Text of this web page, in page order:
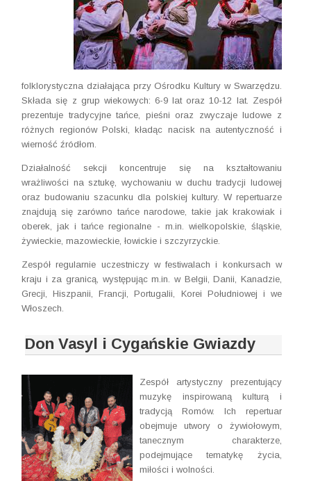
folklorystyczna działająca przy Ośrodku Kultury w Swarzędzu.
Składa się z grup wiekowych: 6-9 lat oraz 10-12 lat. Zespół
prezentuje tradycyjne tańce, pieśni oraz zwyczaje ludowe z
różnych regionów Polski, kładąc nacisk na autentyczność i
wierność źródłom.
Działalność sekcji koncentruje się na kształtowaniu
wrażliwości na sztukę, wychowaniu w duchu tradycji ludowej
oraz budowaniu szacunku dla polskiej kultury. W repertuarze
znajdują się zarówno tańce narodowe, takie jak krakowiak i
oberek, jak i tańce regionalne - m.in. wielkopolskie, śląskie,
żywieckie, mazowieckie, łowickie i szczyrzyckie.
Zespół regularnie uczestniczy w festiwalach i konkursach w
kraju i za granicą, występując m.in. w Belgii, Danii, Kanadzie,
Grecji, Hiszpanii, Francji, Portugalii, Korei Południowej i we
Włoszech.
Don Vasyl i Cygańskie Gwiazdy
Zespół artystyczny prezentujący
muzykę inspirowaną kulturą i
tradycją Romów. Ich repertuar
obejmuje utwory o żywiołowym,
tanecznym charakterze,
podejmujące tematykę życia,
miłości i wolności.